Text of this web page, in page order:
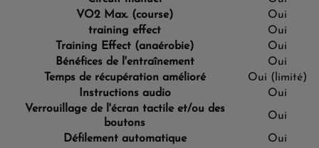
VO2 Max. (course)
Oui
training effect
Oui
Training Effect (anaérobie)
Oui
Bénéfices de l'entraînement
Oui
Temps de récupération amélioré
Oui (limité)
Instructions audio
Oui
Verrouillage de l'écran tactile et/ou des
boutons
Oui
Défilement automatique
Oui